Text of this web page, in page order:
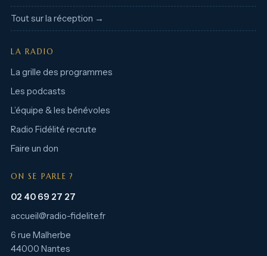
Tout sur la réception →
LA RADIO
La grille des programmes
Les podcasts
L’équipe & les bénévoles
Radio Fidélité recrute
Faire un don
ON SE PARLE ?
02 40 69 27 27
accueil@radio-fidelite.fr
6 rue Malherbe
44000 Nantes